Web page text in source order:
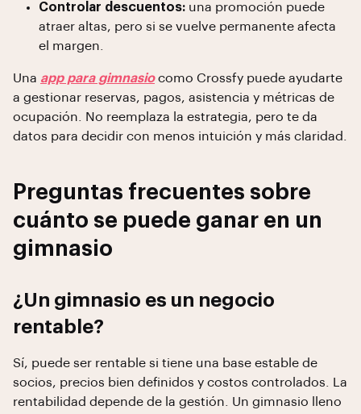
Controlar descuentos: una promoción puede
atraer altas, pero si se vuelve permanente afecta
el margen.
Una app para gimnasiocomo Crossfy puede ayudarte
a gestionar reservas, pagos, asistencia y métricas de
ocupación. No reemplaza la estrategia, pero te da
datos para decidir con menos intuición y más claridad.
Preguntas frecuentes sobre
cuánto se puede ganar en un
gimnasio
¿Un gimnasio es un negocio
rentable?
Sí, puede ser rentable si tiene una base estable de
socios, precios bien definidos y costos controlados. La
rentabilidad depende de la gestión. Un gimnasio lleno